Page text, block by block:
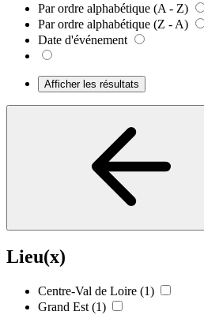
Par ordre alphabétique (A - Z)
Par ordre alphabétique (Z - A)
Date d'événement
Afficher les résultats
Lieu(x)
Centre-Val de Loire (1)
Grand Est (1)